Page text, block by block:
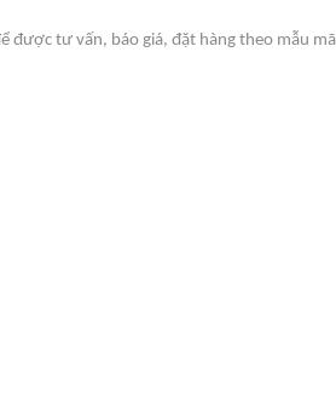
tư vấn, báo giá, đặt hàng theo mẫu